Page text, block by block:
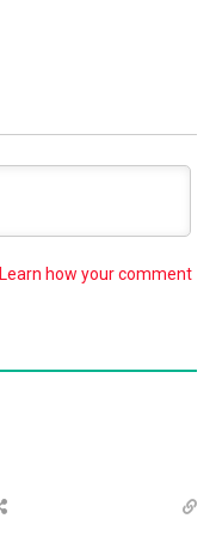
Learn how your comment